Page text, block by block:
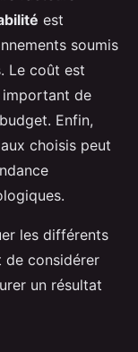
est
soumis
Le coût est
important de
Enfin,
choisis peut
les différents
de considérer
un résultat